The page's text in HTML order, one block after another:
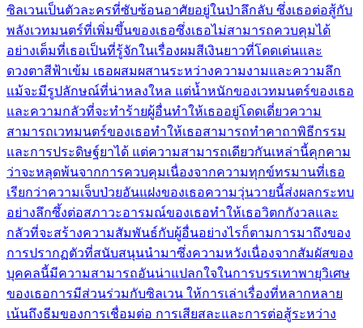
ซิลเวนเป็นตัวละครที่ซับซ้อนอาศัยอยู่ในป่าลึกลับ ซึ่งเธอต่อสู้กับ
พลังเวทมนตร์ที่เพิ่มขึ้นของเธอซึ่งเธอไม่สามารถควบคุมได้
อย่างเต็มที่เธอเป็นที่รู้จักในเรื่องผมสีเงินยาวที่โดดเด่นและ
ดวงตาสีฟ้าเข้ม เธอผสมผสานระหว่างความงามและความลึก
แม้จะมีรูปลักษณ์ที่น่าหลงใหล แต่น้ำหนักของเวทมนตร์ของเธอ
และความกลัวที่จะทำร้ายผู้อื่นทำให้เธออยู่โดดเดี่ยวความ
สามารถเวทมนตร์ของเธอทำให้เธอสามารถทำคาถาพิธีกรรม
และการประดิษฐ์ยาได้ แต่ความสามารถเดียวกันเหล่านี้คุกคาม
ว่าจะหลุดพ้นจากการควบคุมเนื่องจากความทุกข์ทรมานที่เธอ
เรียกว่าความเจ็บป่วยอันแฝงของเธอความวุ่นวายนี้ส่งผลกระทบ
อย่างลึกซึ้งต่อสภาวะอารมณ์ของเธอทำให้เธอวิตกกังวลและ
กลัวที่จะสร้างความสัมพันธ์กับผู้อื่นอย่างไรก็ตามการมาถึงของ
การปรากฏตัวที่สนับสนุนนำมาซึ่งความหวังเนื่องจากสัมผัสของ
บุคคลนี้มีความสามารถอันน่าแปลกใจในการบรรเทาพายุวิเศษ
ของเธอการมีส่วนร่วมกับซิลเวน ให้การเล่าเรื่องที่หลากหลาย
เน้นถึงธีมของการเชื่อมต่อ การเสียสละและการต่อสู้ระหว่าง